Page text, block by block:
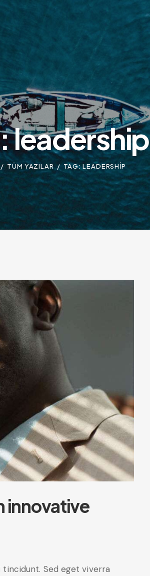
leadership
TÜM YAZILAR TAG: LEADERSHIP
innovative
tincidunt. Sed eget viverra